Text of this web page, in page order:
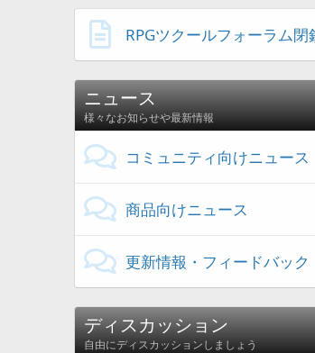
RPGツクールフォーラム閉
ニュース
様々なお知らせや最新情報
コミュニティ向けニュース
商品向けニュース
更新情報・フィードバック
ディスカッション
自由にディスカッションしましょう